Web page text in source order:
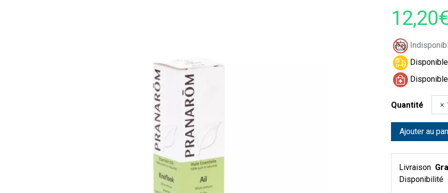
Quantité
Ajouter au
Livraison
Disponibilité